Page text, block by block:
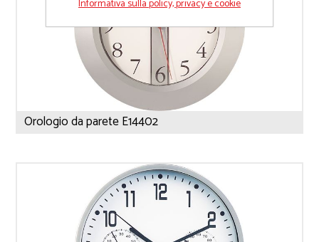
Orologio da parete E14402
Informativa sulla policy, privacy e cookie